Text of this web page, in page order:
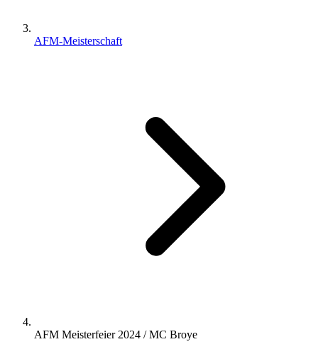
AFM-Meisterschaft
AFM Meisterfeier 2024 / MC Broye